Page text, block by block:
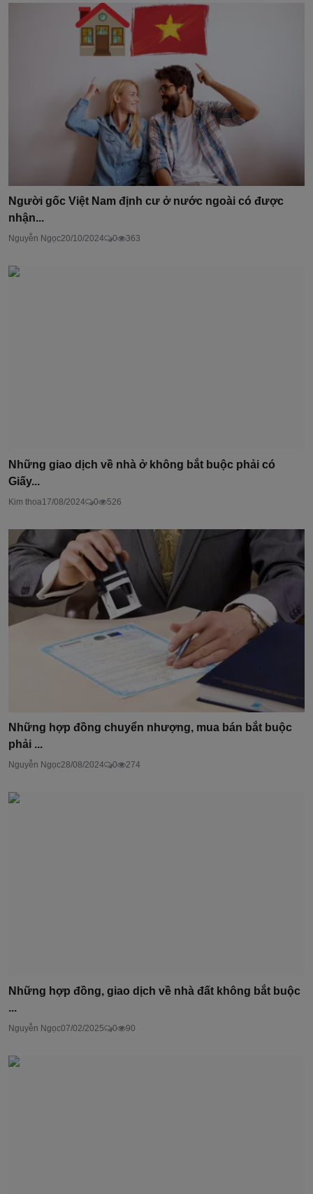
Người gốc Việt Nam định cư ở nước ngoài có được
nhận...
Nguyễn Ngọc20/10/2024 0 363
Những giao dịch về nhà ở không bắt buộc phải có
Giấy...
Kim thoa17/08/2024 0 526
Những hợp đồng chuyển nhượng, mua bán bắt buộc
phải ...
Nguyễn Ngọc28/08/2024 0 274
Những hợp đồng, giao dịch về nhà đất không bắt buộc
...
Nguyễn Ngọc07/02/2025 0 90